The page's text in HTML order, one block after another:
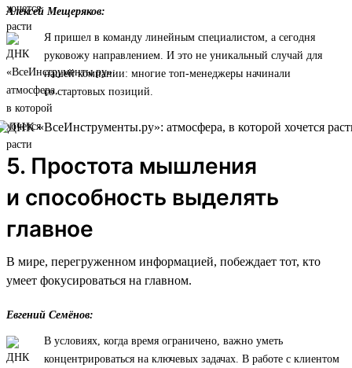
Алексей Мещеряков:
Я пришел в команду линейным специалистом, а сегодня
руковожу направлением. И это не уникальный случай для
нашей компании: многие топ-менеджеры начинали
со стартовых позиций.
5. Простота мышления
и способность выделять
главное
В мире, перегруженном информацией, побеждает тот, кто
умеет фокусироваться на главном.
Евгений Семёнов:
В условиях, когда время ограничено, важно уметь
концентрироваться на ключевых задачах. В работе с клиентом